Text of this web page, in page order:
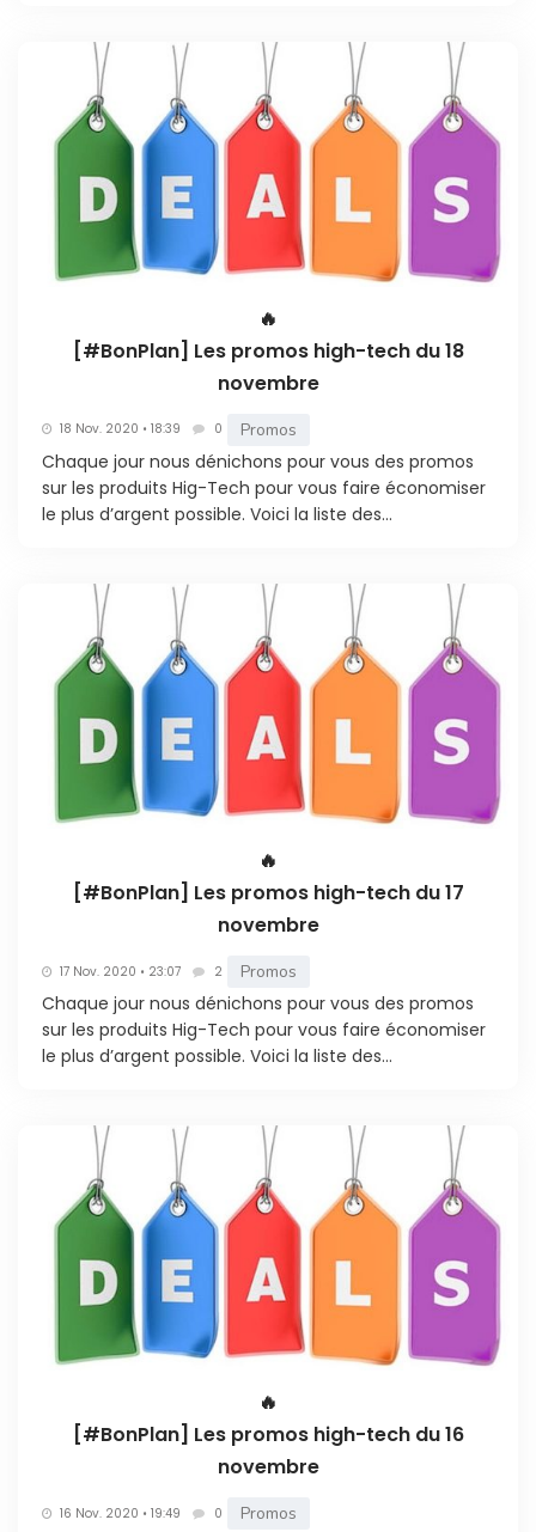
🔥
[#BonPlan] Les promos high-tech du 18
novembre
18 Nov. 2020 • 18:39 0 Promos
Chaque jour nous dénichons pour vous des promos
sur les produits Hig-Tech pour vous faire économiser
le plus d’argent possible. Voici la liste des...
🔥
[#BonPlan] Les promos high-tech du 17
novembre
17 Nov. 2020 • 23:07 2 Promos
Chaque jour nous dénichons pour vous des promos
sur les produits Hig-Tech pour vous faire économiser
le plus d’argent possible. Voici la liste des...
🔥
[#BonPlan] Les promos high-tech du 16
novembre
16 Nov. 2020 • 19:49 0 Promos